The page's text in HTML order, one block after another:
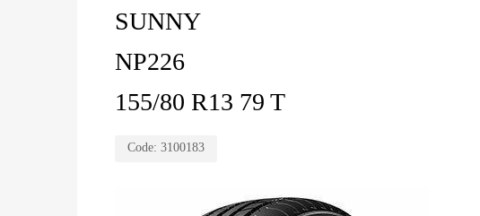
SUNNY
NP226
155/80 R13 79 T
Code: 3100183